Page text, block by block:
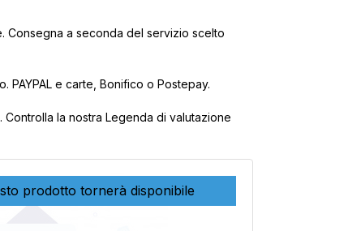
Consegna a seconda del servizio scelto
PAYPAL e carte, Bonifico o Postepay.
Controlla la nostra Legenda di valutazione
prodotto tornerà disponibile